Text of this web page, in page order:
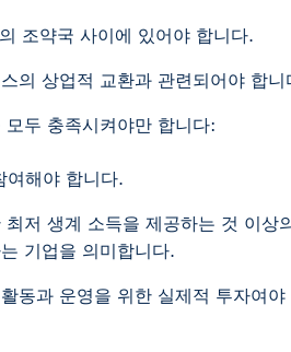
조약국 사이에 있어야 합니다.
의 상업적 교환과 관련되어야 합니
두 충족시켜야만 합니다:
여해야 합니다.
저 생계 소득을 제공하는 것 이상의
기업을 의미합니다.
동과 운영을 위한 실제적 투자여야